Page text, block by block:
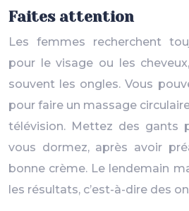
Faites attention
Les femmes recherchent
pour le visage ou les
souvent les ongles. Vous
pour faire un massage
télévision. Mettez des gants
vous dormez, après avoir
bonne crème. Le lendemain
les résultats, c’est-à-dire des